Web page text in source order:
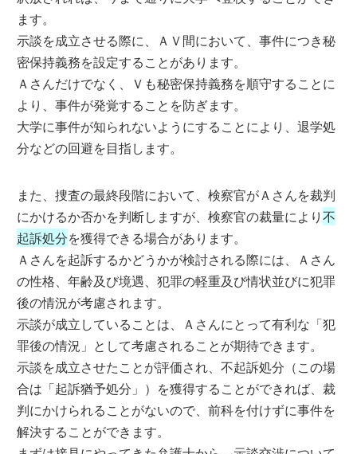
ます。
示談を成立させる際に、ＡＶ間において、事件につき秘
密保持義務を設定することがあります。
Ａさんだけでなく、Ｖも秘密保持義務を順守することに
より、事件が発覚することを防ぎます。
大学に事件が知られないようにすることにより、退学処
分などの回避を目指します。
また、捜査の最終段階において、検察官がＡさんを裁判
にかけるか否かを判断しますが、検察官の裁量により不
起訴処分を獲得できる場合があります。
Ａさんを起訴するかどうかが検討される際には、Ａさん
の性格、年齢及び境遇、犯罪の軽重及び情状並びに犯罪
後の情況が考慮されます。
示談が成立していることは、Ａさんにとって有利な「犯
罪後の情況」として考慮されることが期待できます。
示談を成立させたことが評価され、不起訴処分（この場
合は「起訴猶予処分」）を獲得することができれば、裁
判にかけられることがないので、前科を付けずに事件を
解決することができます。